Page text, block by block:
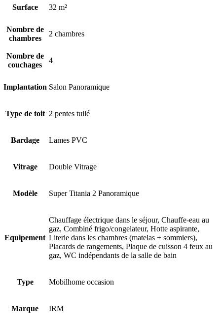
Surface 32 m²
Nombre de
chambres
2 chambres
Nombre de
couchages
4
Implantation Salon Panoramique
Type de toit 2 pentes tuilé
Bardage Lames PVC
Vitrage Double Vitrage
Modèle Super Titania 2 Panoramique
Equipement
Chauffage électrique dans le séjour, Chauffe-eau au
gaz, Combiné frigo/congelateur, Hotte aspirante,
Literie dans les chambres (matelas + sommiers),
Placards de rangements, Plaque de cuisson 4 feux au
gaz, WC indépendants de la salle de bain
Type Mobilhome occasion
Marque IRM